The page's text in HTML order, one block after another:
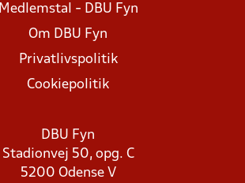
Medlemstal - DBU Fyn
Om DBU Fyn
Privatlivspolitik
Cookiepolitik
DBU Fyn
Stadionvej 50, opg. C
5200 Odense V